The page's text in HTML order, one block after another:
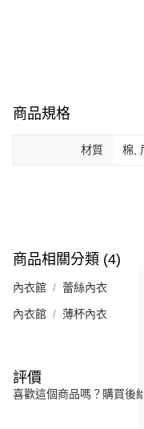
商品規格
材質 棉,
商品相關分類 (4)
內衣館 蕾絲內衣
內衣館 薄杯內衣
評價
喜歡這個商品嗎？購買後